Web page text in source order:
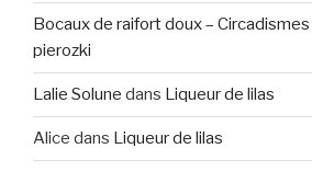
Bocaux de raifort doux – Circadismes
pierozki
Lalie Solune dans Liqueur de lilas
Alice dans Liqueur de lilas